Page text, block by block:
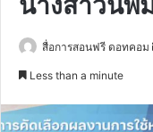
สื่อการสอนฟรี ดอทคอม
Less than a minute